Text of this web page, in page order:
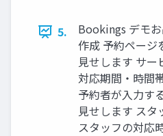
5.
Bookings デモ
作成 予約ページ
見せします サー
対応期間・時間
予約者が入力す
見せします スタ
スタッフの対応